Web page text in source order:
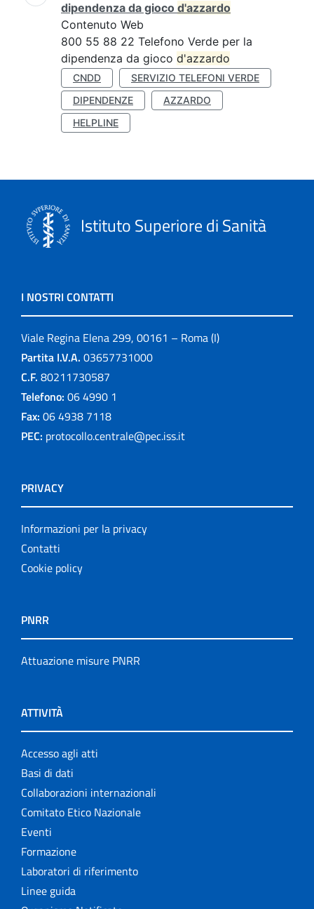
dipendenza da gioco d'azzardo
Contenuto Web
800 55 88 22 Telefono Verde per la
dipendenza da gioco d'azzardo
CNDD
SERVIZIO TELEFONI VERDE
DIPENDENZE
AZZARDO
HELPLINE
Istituto Superiore di Sanità
I NOSTRI CONTATTI
Viale Regina Elena 299, 00161 – Roma (I)
Partita I.V.A. 03657731000
C.F. 80211730587
Telefono: 06 4990 1
Fax: 06 4938 7118
PEC: protocollo.centrale@pec.iss.it
PRIVACY
Informazioni per la privacy
Contatti
Cookie policy
PNRR
Attuazione misure PNRR
ATTIVITÀ
Accesso agli atti
Basi di dati
Collaborazioni internazionali
Comitato Etico Nazionale
Eventi
Formazione
Laboratori di riferimento
Linee guida